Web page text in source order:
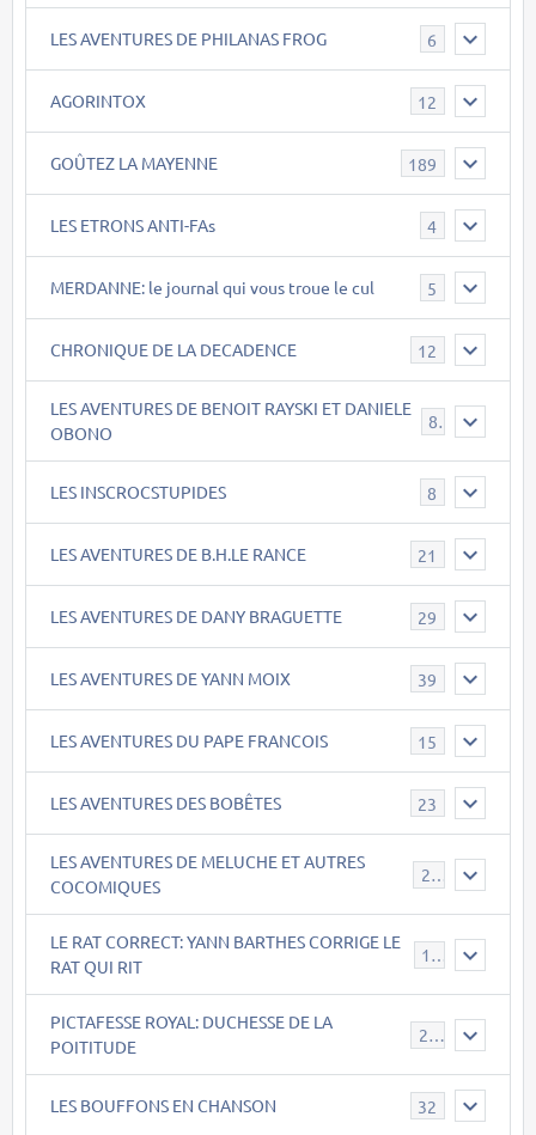
LES AVENTURES DE PHILANAS FROG 6
AGORINTOX 12
GOÛTEZ LA MAYENNE 189
LES ETRONS ANTI-FAs 4
MERDANNE: le journal qui vous troue le cul 5
CHRONIQUE DE LA DECADENCE 12
LES AVENTURES DE BENOIT RAYSKI ET DANIELE
OBONO
8
LES INSCROCSTUPIDES 8
LES AVENTURES DE B.H.LE RANCE 21
LES AVENTURES DE DANY BRAGUETTE 29
LES AVENTURES DE YANN MOIX 39
LES AVENTURES DU PAPE FRANCOIS 15
LES AVENTURES DES BOBÊTES 23
LES AVENTURES DE MELUCHE ET AUTRES
COCOMIQUES
22
LE RAT CORRECT: YANN BARTHES CORRIGE LE
RAT QUI RIT
15
PICTAFESSE ROYAL: DUCHESSE DE LA
POITITUDE
23
LES BOUFFONS EN CHANSON 32